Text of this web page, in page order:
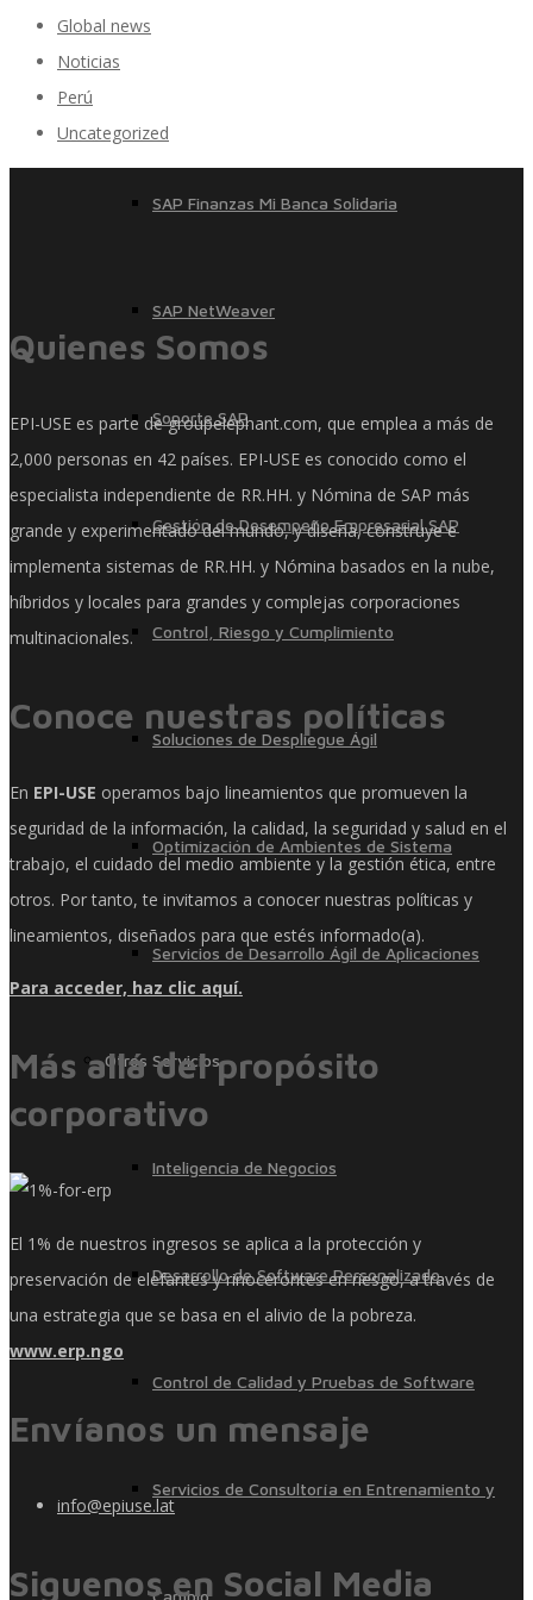
SAP Finanzas Mi Banca Solidaria
SAP NetWeaver
Soporte SAP
Gestión de Desempeño Empresarial SAP
Control, Riesgo y Cumplimiento
Soluciones de Despliegue Ágil
Optimización de Ambientes de Sistema
Servicios de Desarrollo Ágil de Aplicaciones
Otros Servicios
Inteligencia de Negocios
Desarrollo de Software Personalizado
Control de Calidad y Pruebas de Software
Servicios de Consultoría en Entrenamiento y
Cambio
Global news
Noticias
Perú
Uncategorized
Quienes Somos
EPI-USE es parte de groupelephant.com, que emplea a más de
2,000 personas en 42 países. EPI-USE es conocido como el
especialista independiente de RR.HH. y Nómina de SAP más
grande y experimentado del mundo, y diseña, construye e
implementa sistemas de RR.HH. y Nómina basados ​​en la nube,
híbridos y locales para grandes y complejas corporaciones
multinacionales.
Conoce nuestras políticas
En EPI-USE operamos bajo lineamientos que promueven la
seguridad de la información, la calidad, la seguridad y salud en el
trabajo, el cuidado del medio ambiente y la gestión ética, entre
otros. Por tanto, te invitamos a conocer nuestras políticas y
lineamientos, diseñados para que estés informado(a).
Para acceder, haz clic aquí.
Más allá del propósito
corporativo
El 1% de nuestros ingresos se aplica a la protección y
preservación de elefantes y rinocerontes en riesgo, a través de
una estrategia que se basa en el alivio de la pobreza.
www.erp.ngo
Envíanos un mensaje
info@epiuse.lat
Siguenos en Social Media